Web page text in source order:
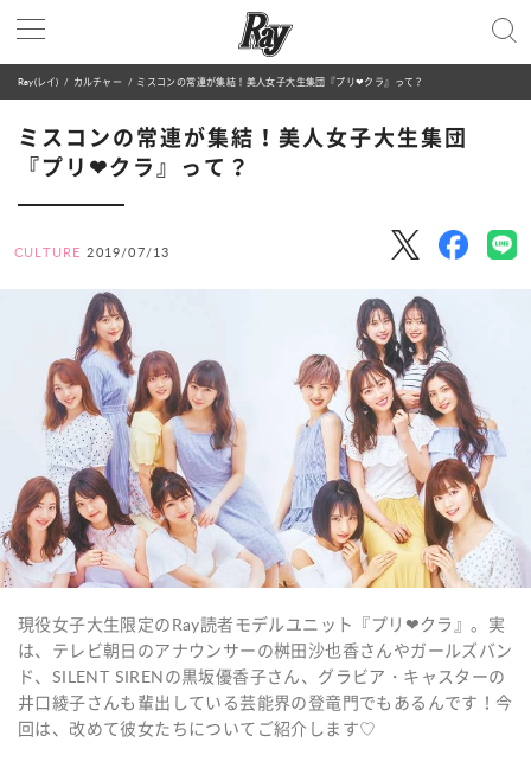
Ray(レイ) カルチャー ミスコンの常連が集結！美人女子大生集団『プリ❤クラ』って？
ミスコンの常連が集結！美人女子大生集団
『プリ❤クラ』って？
CULTURE 2019/07/13
現役女子大生限定のRay読者モデルユニット『プリ❤クラ』。実
は、テレビ朝日のアナウンサーの桝田沙也香さんやガールズバン
ド、SILENT SIRENの黒坂優香子さん、グラビア・キャスターの
井口綾子さんも輩出している芸能界の登竜門でもあるんです！今
回は、改めて彼女たちについてご紹介します♡